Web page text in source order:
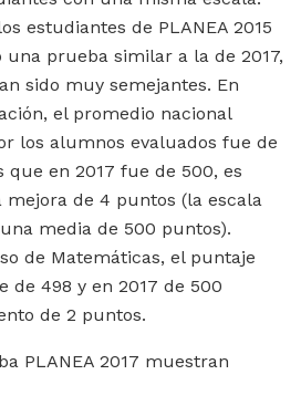
estudiantes de PLANEA 2015
una prueba similar a la de 2017,
sido muy semejantes. En
el promedio nacional
los alumnos evaluados fue de
en 2017 fue de 500, es
mejora de 4 puntos (la escala
media de 500 puntos).
de Matemáticas, el puntaje
de 498 y en 2017 de 500
de 2 puntos.
PLANEA 2017 muestran